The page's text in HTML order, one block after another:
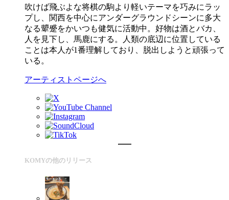
吹けば飛ぶよな将棋の駒より軽いテーマを巧みにラッ
プし、関西を中心にアンダーグラウンドシーンに多大
なる顰蹙をかいつも健気に活動中。好物は酒とバカ、
人を見下し、馬鹿にする。人類の底辺に位置している
ことは本人が1番理解しており、脱出しようと頑張って
いる。
アーティストページへ
KOMYの他のリリース